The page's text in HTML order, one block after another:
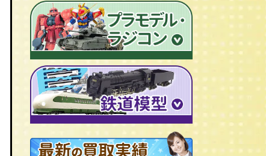
中嶋製作所
ヨネザワ/米澤玩具
聖闘士聖衣神話
Figuarts/フィギュアーツ
ワールドコレクタブル
プレイモービル
超合金魂
ROBOT魂
RAH
マスターピース
M1号
S.H.モンスターアーツ
ULTRA-ACT
SDX
ホットトイズ/HOT TOYS
サイドショウ/SIDE SHOW
パリセイズ/PALISADES
メズコ/MEZCO
プレイアーツ/PLAY ARTS
RAH
艦隊これくしょん -艦これ-
けいおん！
すーぱーそに子
一騎当千
東方Project
涼宮ハルヒの憂鬱
化物語・偽物語
百花繚乱
スーパードルフィー/ドルフィードリーム
アゾンドール/AZONE
モモコ/momoko
ハイブリッドアクティブ/HAF
えっくす☆きゅーと
ピュアニーモ
リカちゃん
バービー
シルバニアファミリー
トミカ/TOMICA
エブロ/EBBRO
ミニチャンプス
hpiレーシング
ノレブ/NOREV
ダイヤペット/Diapet
ガンダム/GUNDAM
アーマード・コア